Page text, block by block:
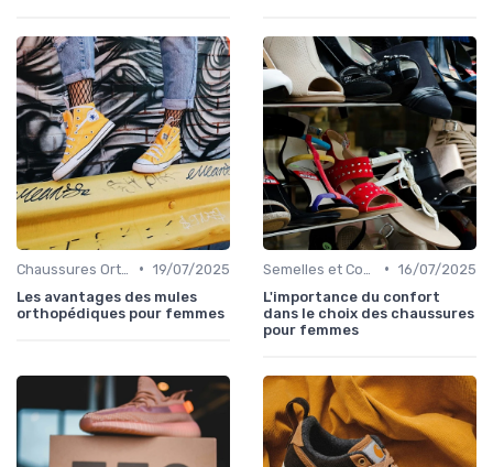
• 19/07/2025
Les avantages des mules
orthopédiques pour femmes
• 16/07/2025
L'importance du confort
dans le choix des chaussures
pour femmes